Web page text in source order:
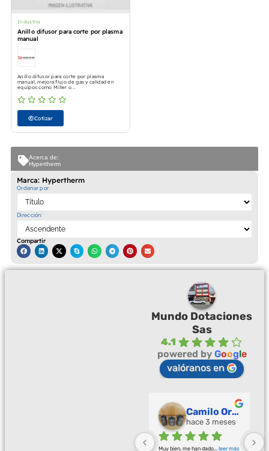
Marca: Hypertherm
Ordenar por:
Dirección:
Compartir
Acerca de:
Hypertherm
Industria
Anillo difusor para corte por plasma
manual
Anillo difusor para corte por plasma
manual, mejora flujo de gas y calidad en
equipos como Miller o...
Cotizar
Mundo Dotaciones
Sas
4.1
powered by Google
valóranos en
Camilo Ortegón
hace 3 meses
Muy bien, me han dado leer más